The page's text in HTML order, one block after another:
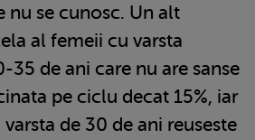
nu se cunosc. Un alt
al femeii cu varsta
35 de ani care nu are sanse
pe ciclu decat 15%, iar
de 30 de ani reuseste